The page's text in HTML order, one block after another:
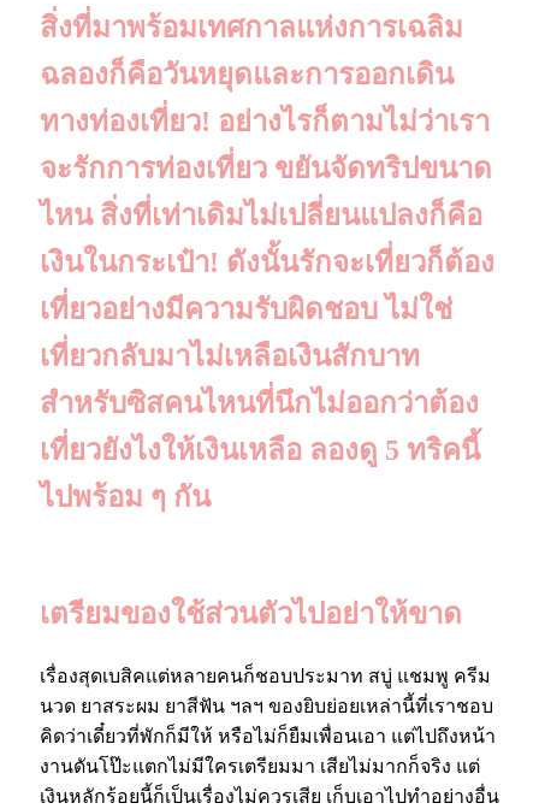
สิ่งที่มาพร้อมเทศกาลแห่งการเฉลิม
ฉลองก็คือวันหยุดและการออกเดิน
ทางท่องเที่ยว! อย่างไรก็ตามไม่ว่าเรา
จะรักการท่องเที่ยว ขยันจัดทริปขนาด
ไหน สิ่งที่เท่าเดิมไม่เปลี่ยนแปลงก็คือ
เงินในกระเป๋า! ดังนั้นรักจะเที่ยวก็ต้อง
เที่ยวอย่างมีความรับผิดชอบ ไม่ใช่
เที่ยวกลับมาไม่เหลือเงินสักบาท
สำหรับซิสคนไหนที่นึกไม่ออกว่าต้อง
เที่ยวยังไงให้เงินเหลือ ลองดู 5 ทริคนี้
ไปพร้อม ๆ กัน
เตรียมของใช้ส่วนตัวไปอย่าให้ขาด
เรื่องสุดเบสิคแต่หลายคนก็ชอบประมาท สบู่ แชมพู ครีม
นวด ยาสระผม ยาสีฟัน ฯลฯ ของยิบย่อยเหล่านี้ที่เราชอบ
คิดว่าเดี๋ยวที่พักก็มีให้ หรือไม่ก็ยืมเพื่อนเอา แต่ไปถึงหน้า
งานดันโป๊ะแตกไม่มีใครเตรียมมา เสียไม่มากก็จริง แต่
เงินหลักร้อยนี้ก็เป็นเรื่องไม่ควรเสีย เก็บเอาไปทำอย่างอื่น